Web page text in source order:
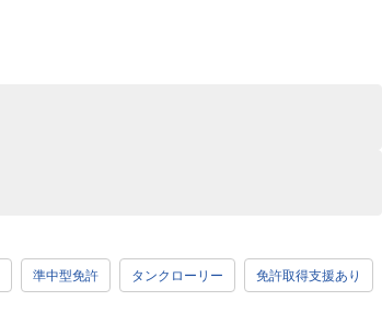
準中型免許 タンクローリー 免許取得支援あり